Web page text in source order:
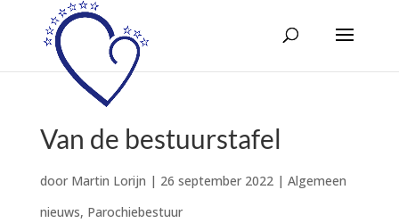
Van de bestuurstafel
door Martin Lorijn | 26 september 2022| Algemeen
nieuws, Parochiebestuur